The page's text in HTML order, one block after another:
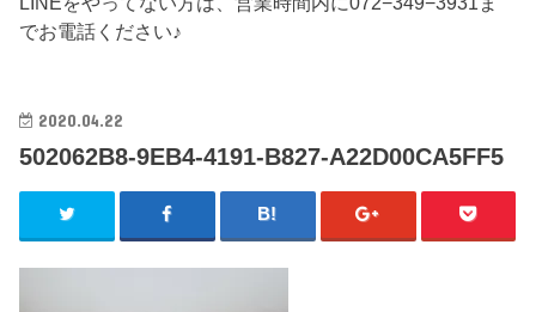
でお電話ください♪
2020.04.22
502062B8-9EB4-4191-B827-A22D00CA5FF5